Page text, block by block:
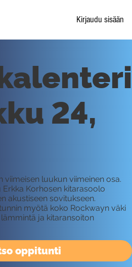
Kirjaudu sisään
oppitunti
24,
viimeisen luukun viimeinen osa.
Korhosen kitarasoolo
akustiseen sovitukseen.
myötä koko Rockwayn väki
ja kitaransoiton